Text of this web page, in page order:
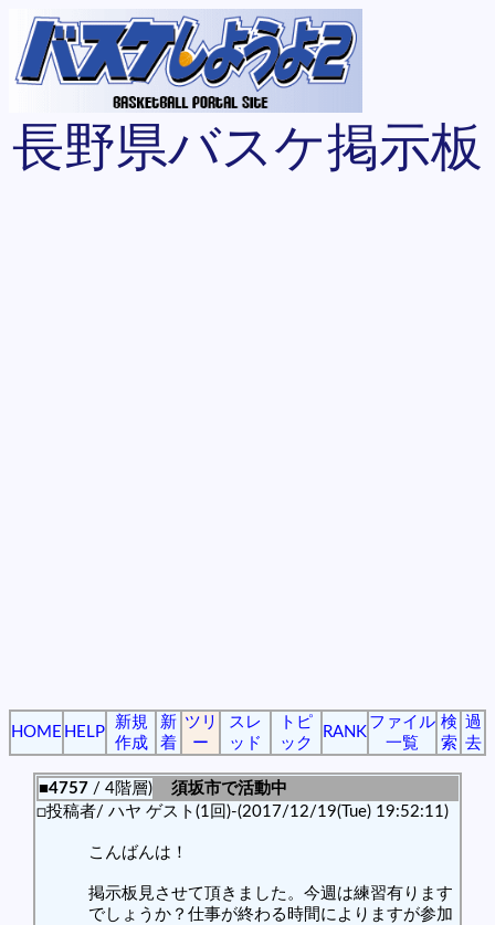
長野県バスケ掲示板
HOME HELP
新規
作成
新
着
ツリ
ー
スレ
ッド
トピ
ック
RANK
ファイル
一覧
検
索
過
去
■4757 / 4階層)
須坂市で活動中
□投稿者/ ハヤ ゲスト(1回)-(2017/12/19(Tue) 19:52:11)
こんばんは！
掲示板見させて頂きました。今週は練習有ります
でしょうか？仕事が終わる時間によりますが参加